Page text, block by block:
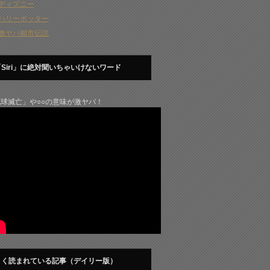
ィズニー
リーポッター
ヤバ都市伝説
」に絶対聞いちゃいけないワード
滅亡」や○○の意味が激ヤバ！
読まれている記事（デイリー版）